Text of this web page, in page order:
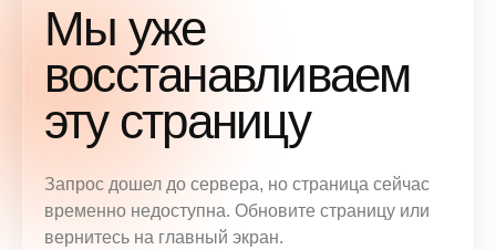
Мы уже
восстанавливаем
эту страницу
Запрос дошел до сервера, но страница сейчас
временно недоступна. Обновите страницу или
вернитесь на главный экран.